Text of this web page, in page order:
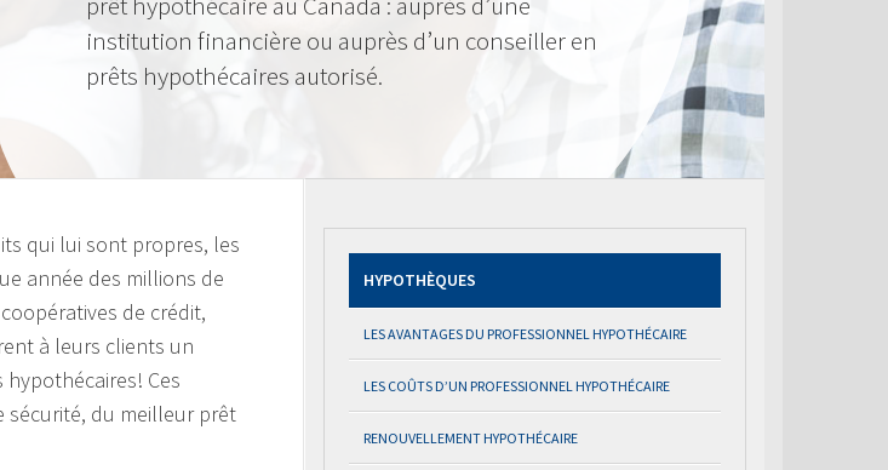
institution financière ou auprès d’un conseiller en
prêts hypothécaires autorisé.
qui lui sont propres, les
année des millions de
de crédit,
à leurs clients un
Ces
sécurité, du meilleur prêt
HYPOTHÈQUES
LES AVANTAGES DU PROFESSIONNEL HYPOTHÉCAIRE
LES COÛTS D’UN PROFESSIONNEL HYPOTHÉCAIRE
RENOUVELLEMENT HYPOTHÉCAIRE